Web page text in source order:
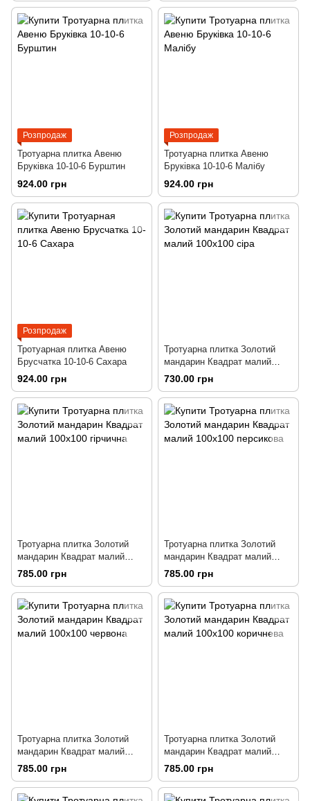
Розпродаж
Тротуарна плитка Авеню
Бруківка 10-10-6 Бурштин
924.00 грн
Розпродаж
Тротуарна плитка Авеню
Бруківка 10-10-6 Малібу
924.00 грн
Розпродаж
Тротуарная плитка Авеню
Брусчатка 10-10-6 Сахара
924.00 грн
Тротуарна плитка Золотий
мандарин Квадрат малий
100х100 сіра
730.00 грн
Тротуарна плитка Золотий
мандарин Квадрат малий
100х100 гірчична
785.00 грн
Тротуарна плитка Золотий
мандарин Квадрат малий
100х100 персикова
785.00 грн
Тротуарна плитка Золотий
мандарин Квадрат малий
100х100 червона
785.00 грн
Тротуарна плитка Золотий
мандарин Квадрат малий
100х100 коричнева
785.00 грн